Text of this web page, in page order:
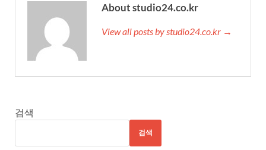
About studio24.co.kr
View all posts by studio24.co.kr →
검색
검색